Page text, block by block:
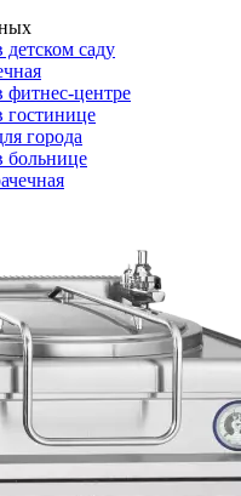
детском саду
фитнес-центре
гостинице
города
больнице